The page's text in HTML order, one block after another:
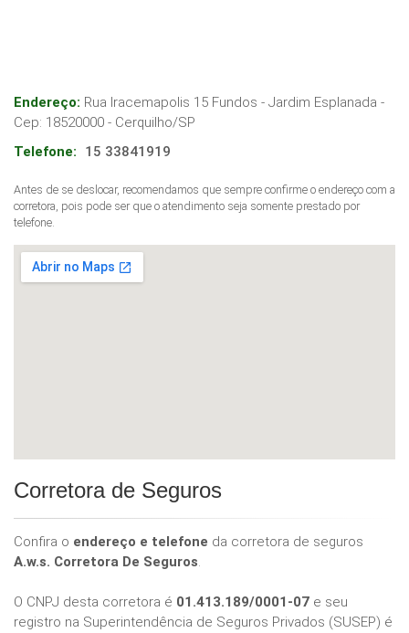
Endereço: Rua Iracemapolis 15 Fundos - Jardim Esplanada -
Cep: 18520000 - Cerquilho/SP
Telefone:
15 33841919
Antes de se deslocar, recomendamos que sempre confirme o endereço com a
corretora, pois pode ser que o atendimento seja somente prestado por
telefone.
Corretora de Seguros
Confira o endereço e telefone da corretora de seguros
A.w.s. Corretora De Seguros.
O CNPJ desta corretora é 01.413.189/0001-07 e seu
registro na Superintendência de Seguros Privados (SUSEP) é